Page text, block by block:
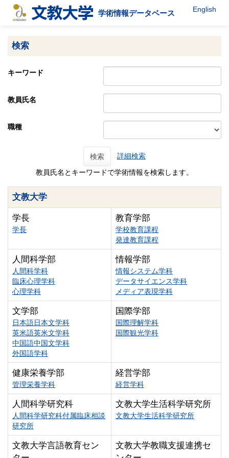
学術情報データベース English
検索
キーワード
教員氏名
職種
検索 詳細検索
教員氏名とキーワードで学術情報を検索します。
文教大学
学長
学長
教育学部
学校教育課程
発達教育課程
人間科学部
人間科学科
臨床心理学科
心理学科
情報学部
情報システム学科
データサイエンス学科
メディア表現学科
文学部
日本語日本文学科
英米語英米文学科
中国語中国文学科
外国語学科
国際学部
国際理解学科
国際観光学科
健康栄養学部
管理栄養学科
経営学部
経営学科
人間科学研究科
人間科学研究科付属臨床相談
研究所
文教大学生活科学研究所
文教大学生活科学研究所
文教大学言語教育セン
文教大学教職支援連携セ